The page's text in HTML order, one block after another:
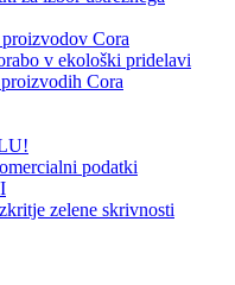
Cora
v ekološki pridelavi
Cora
podatki
zelene skrivnosti